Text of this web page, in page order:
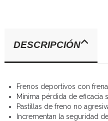
DESCRIPCIÓN
Frenos deportivos con
Mínima pérdida de eficacia
Pastillas de freno no
Incrementan la seguridad